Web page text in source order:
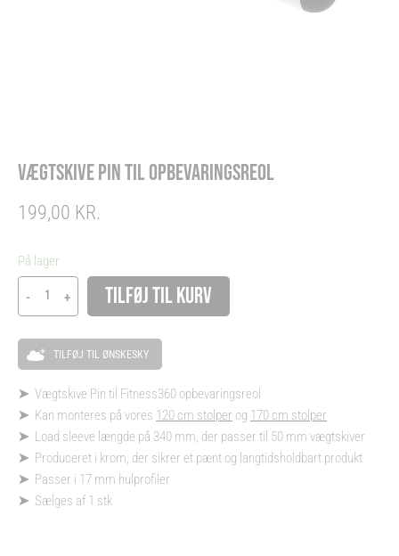
VÆGTSKIVE PIN TIL OPBEVARINGSREOL
199,00 KR.
På lager
-
Vægtskive
Pin
til
Opbevaringsreol
antal
+ TILFØJ TIL KURV
TILFØJ TIL ØNSKESKY
➤ Vægtskive Pin til Fitness360 opbevaringsreol
➤ Kan monteres på vores 120 cm stolper og 170 cm stolper
➤ Load sleeve længde på 340 mm, der passer til 50 mm vægtskiver
➤ Produceret i krom, der sikrer et pænt og langtidsholdbart produkt
➤ Passer i 17 mm hulprofiler
➤ Sælges af 1 stk